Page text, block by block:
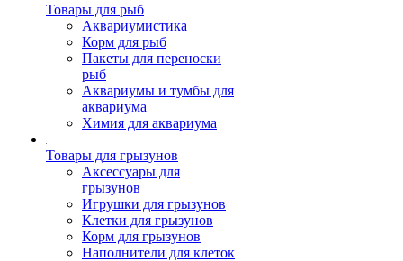
Товары для рыб
Аквариумистика
Корм для рыб
Пакеты для переноски
рыб
Аквариумы и тумбы для
аквариума
Химия для аквариума
Товары для грызунов
Аксессуары для
грызунов
Игрушки для грызунов
Клетки для грызунов
Корм для грызунов
Наполнители для клеток